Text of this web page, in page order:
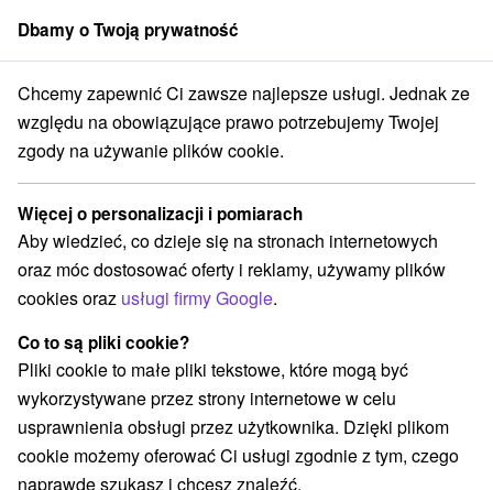
członek grupySorger
Poprad *** Tatra Relax & Pohoda w Popradzie przez cały rok
Tatra Relax & Pohoda w Popradzie
przez cały rok
Tatra Hotel Poprad★★★ Poprad
Wybierz datę
Przejdź do lokalizacji
8,7 doskonały·27 recenzji
Dbamy o Twoją prywatność
Chcemy zapewnić Ci zawsze najlepsze usługi. Jednak ze
względu na obowiązujące prawo potrzebujemy Twojej
zgody na używanie plików cookie.
Więcej o personalizacji i pomiarach
Aby wiedzieć, co dzieje się na stronach internetowych
oraz móc dostosować oferty i reklamy, używamy plików
cookies oraz usługi firmy Google.
Co to są pliki cookie?
Pliki cookie to małe pliki tekstowe, które mogą być
wykorzystywane przez strony internetowe w celu
usprawnienia obsługi przez użytkownika. Dzięki plikom
cookie możemy oferować Ci usługi zgodnie z tym, czego
naprawdę szukasz i chcesz znaleźć.